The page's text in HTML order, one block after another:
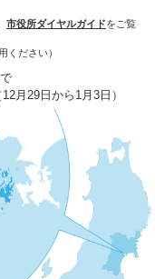
市役所ダイヤルガイドをご覧
ください）
月29日から1月3日）